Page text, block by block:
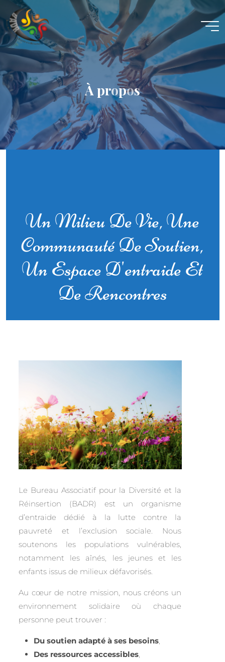
B.A.D.R
LE
B.A.D.R,
C'EST
VOTRE
ESPACE
!
À propos
Un Milieu De Vie, Une
Communauté De Soutien,
Un Espace D'entraide Et
De Rencontres
Le Bureau Associatif pour la Diversité et la
Réinsertion (BADR) est un organisme
d’entraide dédié à la lutte contre la
pauvreté et l’exclusion sociale. Nous
soutenons les populations vulnérables,
notamment les aînés, les jeunes et les
enfants issus de milieux défavorisés.
Au cœur de notre mission, nous créons un
environnement solidaire où chaque
personne peut trouver :
Du soutien adapté à ses besoins,
Des ressources accessibles,